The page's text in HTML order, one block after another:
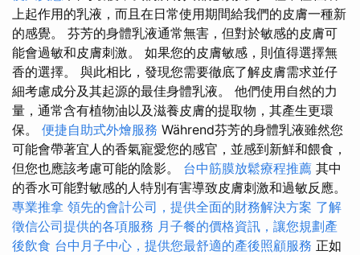
上起作用的乳液，而且在日常使用期間給我們的皮膚一種新
的感覺。 芬芳的身體乳液通常無害，但對於敏感的皮膚可
能會過敏和皮膚刺激。 如果您的皮膚敏感，則值得選擇無
香的選擇。 與此相比，發現您需要徹底了解皮膚需求並仔
細考慮成分及其起源的最佳身體乳液。 他們使用自然的力
量，通常含有植物油以及滋養皮膚的提取物，其產生更環
保。 便捷自助式外燴服務 Während芬芳的身體乳液雖然您
可能會帶著宜人的香氣寵愛您的感官，並感到新鮮和餵食，
但您也應該考慮可能的陰影。 台中筋膜放鬆療程推薦 其中
的香水可能對敏感的人特別有害導致皮膚刺激和過敏反應。
專業推拿 領先的會計公司，提供全面的財務解決方案 了解
徵信公司提供的各項服務 月子餐的價格資訊，讓您規劃產
後飲食 台中月子中心，提供您最舒適的產後照顧服務 正如